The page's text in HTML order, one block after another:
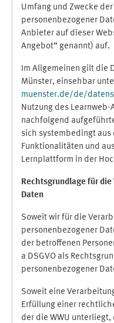
Umfang und Zwecke
personenbezogener
Anbieter auf dieser
Angebot” genannt) auf.
Im Allgemeinen gilt die
Münster, einsehbar
muenster.de/de/
Nutzung des
nachfolgend
sich systembedingt aus
Funktionalitäten und
Lernplattform in der
Rechtsgrundlage für
Daten
Soweit wir für die
personenbezogener
der betroffenen
a DSGVO als
personenbezogener
Soweit eine
Erfüllung einer
der die WWU unterliegt,